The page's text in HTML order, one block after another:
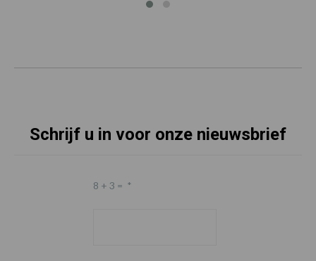
Schrijf u in voor onze nieuwsbrief
8 + 3 = *